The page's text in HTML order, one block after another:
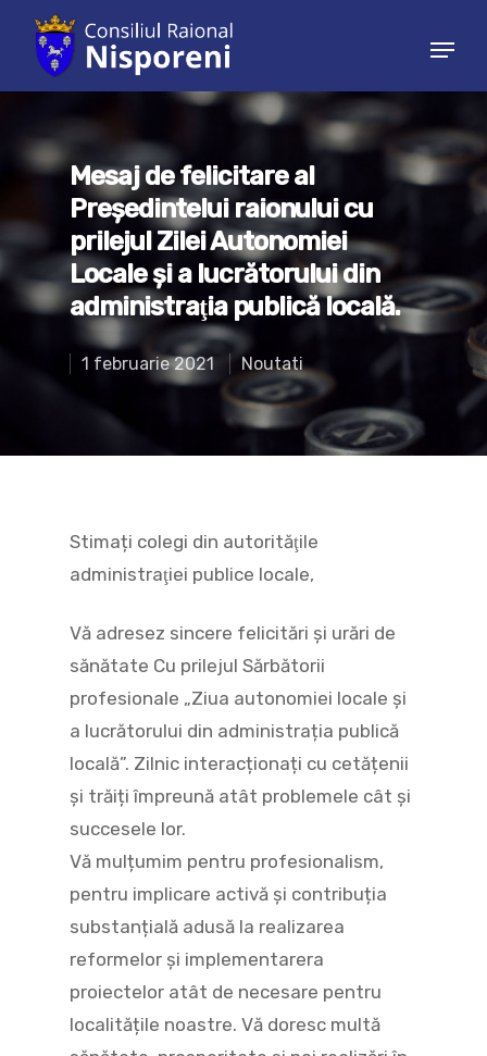
Hit enter to search or ESC to close
Mesaj de felicitare al
Președintelui raionului cu
prilejul Zilei Autonomiei
Locale şi a lucrătorului din
administraţia publică locală.
1 februarie 2021 Noutati
Stimați colegi din autorităţile
administraţiei publice locale,
Vă adresez sincere felicitări și urări de
sănătate Cu prilejul Sărbătorii
profesionale „Ziua autonomiei locale şi
a lucrătorului din administrația publică
locală”. Zilnic interacționați cu cetățenii
și trăiți împreună atât problemele cât și
succesele lor.
Vă mulțumim pentru profesionalism,
pentru implicare activă și contribuția
substanțială adusă la realizarea
reformelor și implementarera
proiectelor atât de necesare pentru
localitățile noastre. Vă doresc multă